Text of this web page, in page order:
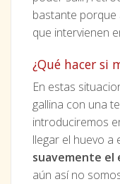
bastante
que intervienen
¿Qué hacer si
En estas
gallina con una
introduciremos
llegar el huevo a
suavemente el
aún así no